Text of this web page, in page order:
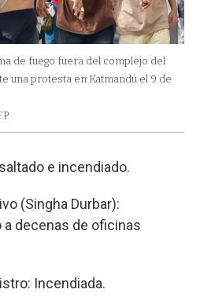
de fuego fuera del complejo del
una protesta en Katmandú el 9 de
e incendiado.
(Singha Durbar):
decenas de oficinas
Incendiada.